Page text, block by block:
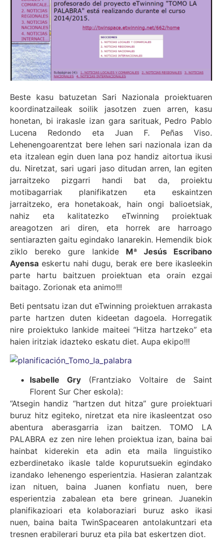
Beste kasu batuzetan Sari Nazionala proiektuaren
koordinatzaileak soilik jasotzen zuen arren, kasu
honetan, bi irakasle izan gara sarituak, Pedro Pablo
Lucena Redondo eta Juan F. Peñas Viso.
Lehenengoarentzat bere lehen sari nazionala izan da
eta itzalean egin duen lana poz handiz aitortua ikusi
du. Niretzat, sari ugari jaso ditudan arren, lan egiten
jarraitzeko pizgarri handi bat da, proiektu
motibagarriak planifikatzen eta eskaintzen
jarraitzeko, era honetakoak, hain ongi balioetsiak,
nahiz eta kalitatezko eTwinning proiektuak
areagotzen ari diren, eta horrek are harroago
sentiarazten gaitu egindako lanarekin. Hemendik biok
ziklo bereko gure lankide Mª Jesús Escribano
Ayensa eskertu nahi dugu, berak ere bere ikasleekin
parte hartu baitzuen proiektuan eta orain ezgai
baitago. Zorionak eta animo!!!
Beti pentsatu izan dut eTwinning proiektuen arrakasta
parte hartzen duten kideetan dagoela. Horregatik
nire proiektuko lankide maiteei “Hitza hartzeko” eta
haien iritziak idazteko eskatu diet. Aupa ekipo!!!
Isabelle Gry (Frantziako Voltaire de Saint
Florent Sur Cher eskola):
“Atsegin handiz “hartzen dut hitza” gure proiektuari
buruz hitz egiteko, niretzat eta nire ikasleentzat oso
abentura aberasgarria izan baitzen. TOMO LA
PALABRA ez zen nire lehen proiektua izan, baina bai
hainbat kiderekin eta adin eta maila linguistiko
ezberdinetako ikasle talde kopurutsuekin egindako
izandako lehenengo esperientzia. Hasieran zalantzak
izan nituen, baina Juanen konfiatu nuen, bere
esperientzia zabalean eta bere grinean. Juanekin
planifikazioari eta kolaboraziari buruz asko ikasi
nuen, baina baita TwinSpacearen antolakuntzari eta
tresnen erabilerari buruz eta pila bat eskertzen diot.